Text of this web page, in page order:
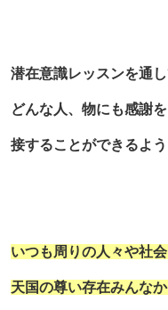
潜在意識レッスンを通し
どんな人、物にも感謝
接することができるよう
いつも周りの人々や社
天国の尊い存在みんな